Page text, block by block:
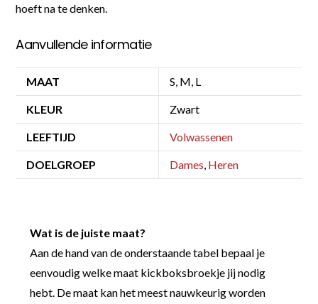
hoeft na te denken.
Aanvullende informatie
MAAT S, M, L
KLEUR Zwart
LEEFTIJD Volwassenen
DOELGROEP Dames, Heren
Wat is de juiste maat?
Aan de hand van de onderstaande tabel bepaal je
eenvoudig welke maat kickboksbroekje jij nodig
hebt. De maat kan het meest nauwkeurig worden